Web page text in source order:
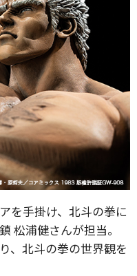
を手掛け、北斗の拳に
松浦健さんが担当。
、北斗の拳の世界観を